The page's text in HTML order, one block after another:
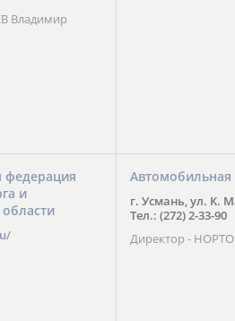
и
Владимир
федерация
и
г. Усмань, ул. К.
Тел.: (272) 2-33-90
Директор -